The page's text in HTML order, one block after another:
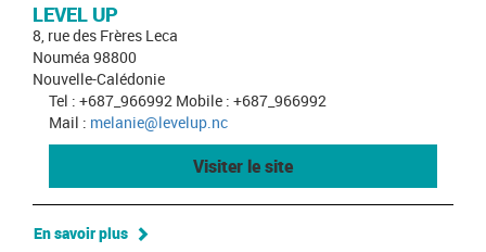
LEVEL UP
8, rue des Frères Leca
Nouméa 98800
Nouvelle-Calédonie
Tel : +687_966992 Mobile : +687_966992
Mail : melanie@levelup.nc
Visiter le site
En savoir plus